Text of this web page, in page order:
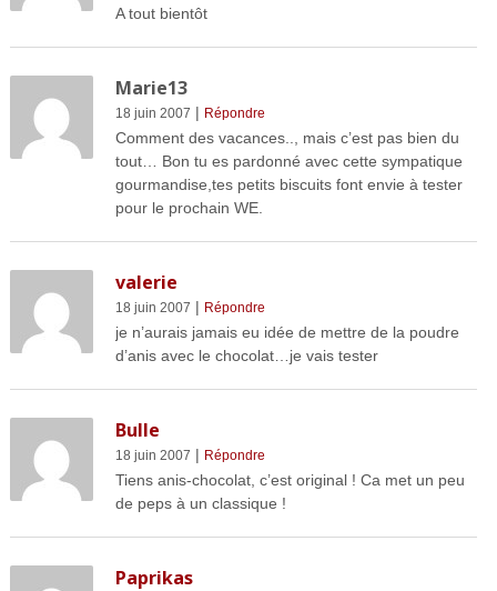
A tout bientôt
Marie13
18 juin 2007 | Répondre
Comment des vacances.., mais c’est pas bien du
tout… Bon tu es pardonné avec cette sympatique
gourmandise,tes petits biscuits font envie à tester
pour le prochain WE.
valerie
18 juin 2007 | Répondre
je n’aurais jamais eu idée de mettre de la poudre
d’anis avec le chocolat…je vais tester
Bulle
18 juin 2007 | Répondre
Tiens anis-chocolat, c’est original ! Ca met un peu
de peps à un classique !
Paprikas